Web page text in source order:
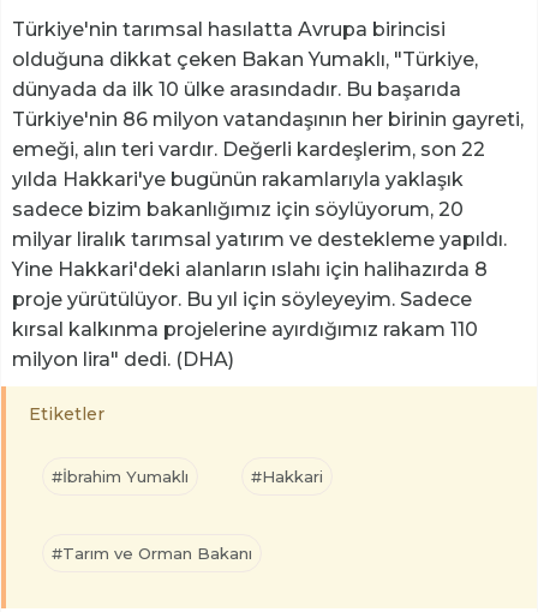
Türkiye'nin tarımsal hasılatta Avrupa birincisi
olduğuna dikkat çeken Bakan Yumaklı, "Türkiye,
dünyada da ilk 10 ülke arasındadır. Bu başarıda
Türkiye'nin 86 milyon vatandaşının her birinin gayreti,
emeği, alın teri vardır. Değerli kardeşlerim, son 22
yılda Hakkari'ye bugünün rakamlarıyla yaklaşık
sadece bizim bakanlığımız için söylüyorum, 20
milyar liralık tarımsal yatırım ve destekleme yapıldı.
Yine Hakkari'deki alanların ıslahı için halihazırda 8
proje yürütülüyor. Bu yıl için söyleyeyim. Sadece
kırsal kalkınma projelerine ayırdığımız rakam 110
milyon lira" dedi. (DHA)
Etiketler
#İbrahim Yumaklı #Hakkari
#Tarım ve Orman Bakanı